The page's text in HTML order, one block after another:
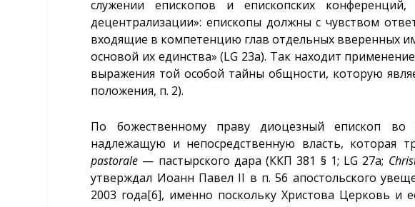
служении епископов и епископских
децентрализации»: епископы должны с чувством
входящие в компетенцию глав отдельных вверенных
основой их единства» (LG 23a). Так находит
выражения той особой тайны общности, которую
положения, п. 2).
По божественному праву диоцезный епископ
надлежащую и непосредственную власть, которая
pastorale — пастырского дара (ККП 381 § 1; LG 27a;
утверждал Иоанн Павел II в п. 56 апостольского
2003 года[6], именно поскольку Христова Церковь и